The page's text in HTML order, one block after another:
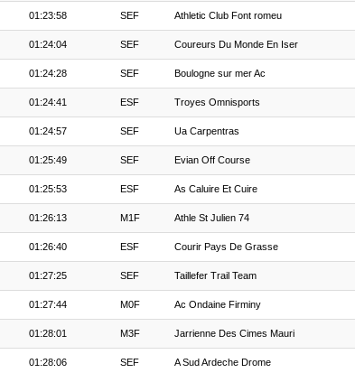
01:23:58 SEF Athletic Club Font romeu
01:24:04 SEF Coureurs Du Monde En Iser
01:24:28 SEF Boulogne sur mer Ac
01:24:41 ESF Troyes Omnisports
01:24:57 SEF Ua Carpentras
01:25:49 SEF Evian Off Course
01:25:53 ESF As Caluire Et Cuire
01:26:13 M1F Athle St Julien 74
01:26:40 ESF Courir Pays De Grasse
01:27:25 SEF Taillefer Trail Team
01:27:44 M0F Ac Ondaine Firminy
01:28:01 M3F Jarrienne Des Cimes Mauri
01:28:06 SEF A Sud Ardeche Drome